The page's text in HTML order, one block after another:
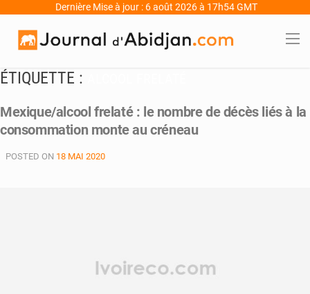
Dernière Mise à jour : 6 août 2026 à 17h54 GMT
ÉTIQUETTE :
Mexique/alcool frelaté : le nombre de décès liés à la
consommation monte au créneau
POSTED ON 18 MAI 2020